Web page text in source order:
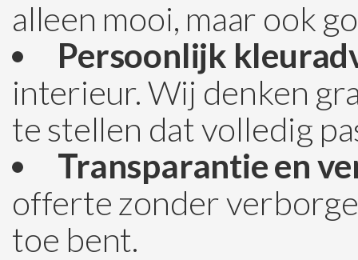
alleen mooi, maar ook
Persoonlijk
interieur. Wij denken
te stellen dat volledig
Transparantie en
offerte zonder
toe bent.